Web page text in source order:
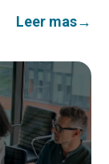
Leer mas→